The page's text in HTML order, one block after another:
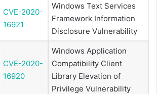
CVE-2020-
16921
Windows Text Services
Framework Information
Disclosure Vulnerability
CVE-2020-
16920
Windows Application
Compatibility Client
Library Elevation of
Privilege Vulnerability